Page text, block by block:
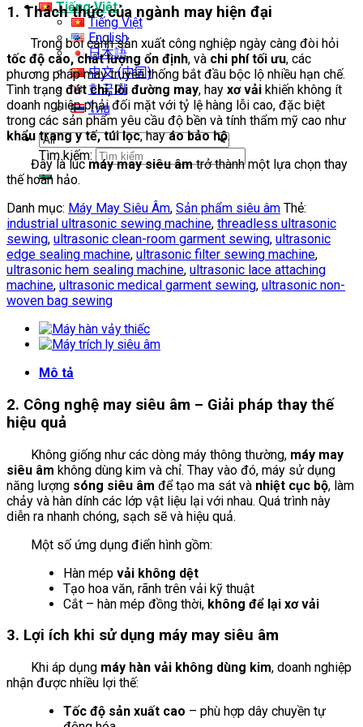
Tiếng Việt
Tiếng Việt
English
日本語
中文 (中国)
한국어
ไทย
Tìm kiếm:
1. Thách thức của ngành may hiện đại
Trong bối cảnh sản xuất công nghiệp ngày càng đòi hỏi
tốc độ cao, chất lượng ổn định, và chi phí tối ưu, các
phương pháp may truyền thống bắt đầu bộc lộ nhiều hạn chế.
Tình trạng đứt chỉ, lỗi đường may, hay xơ vải khiến không ít
doanh nghiệp phải đối mặt với tỷ lệ hàng lỗi cao, đặc biệt
trong các sản phẩm yêu cầu độ bền và tính thẩm mỹ cao như
khẩu trang y tế, túi lọc, hayáo bảo hộ.
Đây là lúcmáy may siêu âmtrở thành một lựa chọn thay
thế hoàn hảo.
Danh mục: Máy May Siêu Âm, Sản phẩm siêu âm Thẻ:
industrial ultrasonic sewing machine, threadless ultrasonic
sewing, ultrasonic clean-room garment sewing, ultrasonic
edge sealing machine, ultrasonic filter sewing machine,
ultrasonic hem sealing machine, ultrasonic lace attaching
machine, ultrasonic medical garment sewing, ultrasonic non-
woven bag sewing
Mô tả
2. Công nghệ may siêu âm – Giải pháp thay thế
hiệu quả
Không giống như các dòng máy thông thường, máy may
siêu âm không dùng kim và chỉ. Thay vào đó, máy sử dụng
năng lượng sóng siêu âm để tạo ma sát và nhiệt cục bộ, làm
chảy và hàn dính các lớp vật liệu lại với nhau. Quá trình này
diễn ra nhanh chóng, sạch sẽ và hiệu quả.
Một số ứng dụng điển hình gồm:
Hàn mép vải không dệt
Tạo hoa văn, rãnh trên vải kỹ thuật
Cắt – hàn mép đồng thời, không để lại xơ vải
3. Lợi ích khi sử dụng máy may siêu âm
Khi áp dụng máy hàn vải không dùng kim, doanh nghiệp
nhận được nhiều lợi thế:
Tốc độ sản xuất cao – phù hợp dây chuyền tự